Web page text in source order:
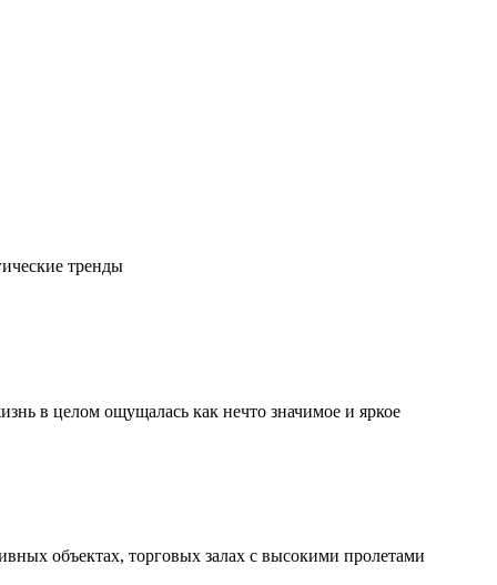
тренды
в целом ощущалась как нечто значимое и яркое
объектах, торговых залах с высокими пролетами